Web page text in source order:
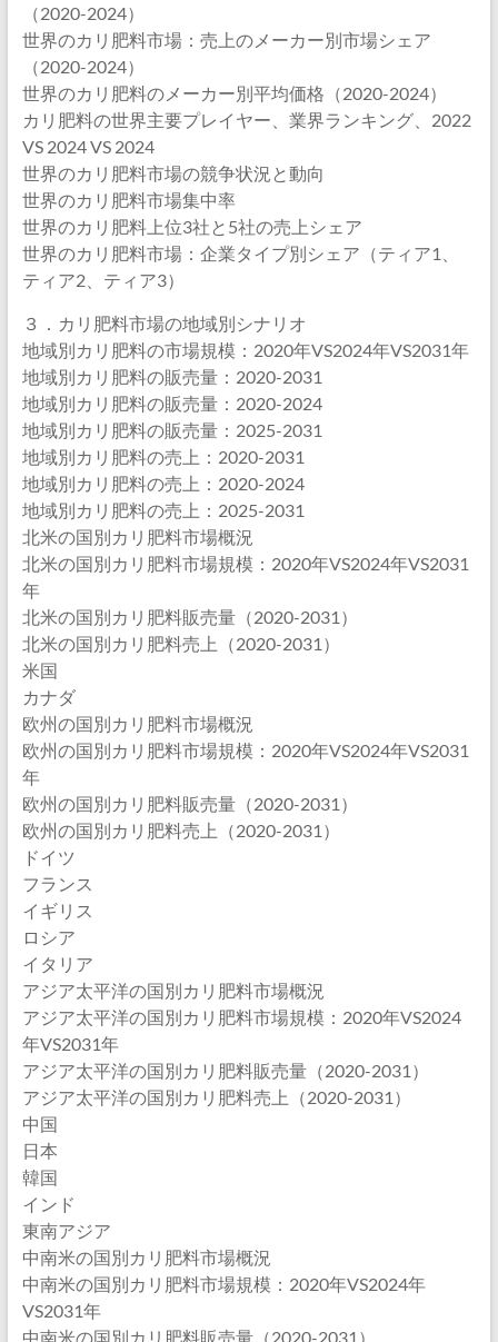
（2020-2024）
世界のカリ肥料市場：売上のメーカー別市場シェア
（2020-2024）
世界のカリ肥料のメーカー別平均価格（2020-2024）
カリ肥料の世界主要プレイヤー、業界ランキング、2022
VS 2024 VS 2024
世界のカリ肥料市場の競争状況と動向
世界のカリ肥料市場集中率
世界のカリ肥料上位3社と5社の売上シェア
世界のカリ肥料市場：企業タイプ別シェア（ティア1、
ティア2、ティア3）
３．カリ肥料市場の地域別シナリオ
地域別カリ肥料の市場規模：2020年VS2024年VS2031年
地域別カリ肥料の販売量：2020-2031
地域別カリ肥料の販売量：2020-2024
地域別カリ肥料の販売量：2025-2031
地域別カリ肥料の売上：2020-2031
地域別カリ肥料の売上：2020-2024
地域別カリ肥料の売上：2025-2031
北米の国別カリ肥料市場概況
北米の国別カリ肥料市場規模：2020年VS2024年VS2031
年
北米の国別カリ肥料販売量（2020-2031）
北米の国別カリ肥料売上（2020-2031）
米国
カナダ
欧州の国別カリ肥料市場概況
欧州の国別カリ肥料市場規模：2020年VS2024年VS2031
年
欧州の国別カリ肥料販売量（2020-2031）
欧州の国別カリ肥料売上（2020-2031）
ドイツ
フランス
イギリス
ロシア
イタリア
アジア太平洋の国別カリ肥料市場概況
アジア太平洋の国別カリ肥料市場規模：2020年VS2024
年VS2031年
アジア太平洋の国別カリ肥料販売量（2020-2031）
アジア太平洋の国別カリ肥料売上（2020-2031）
中国
日本
韓国
インド
東南アジア
中南米の国別カリ肥料市場概況
中南米の国別カリ肥料市場規模：2020年VS2024年
VS2031年
中南米の国別カリ肥料販売量（2020-2031）